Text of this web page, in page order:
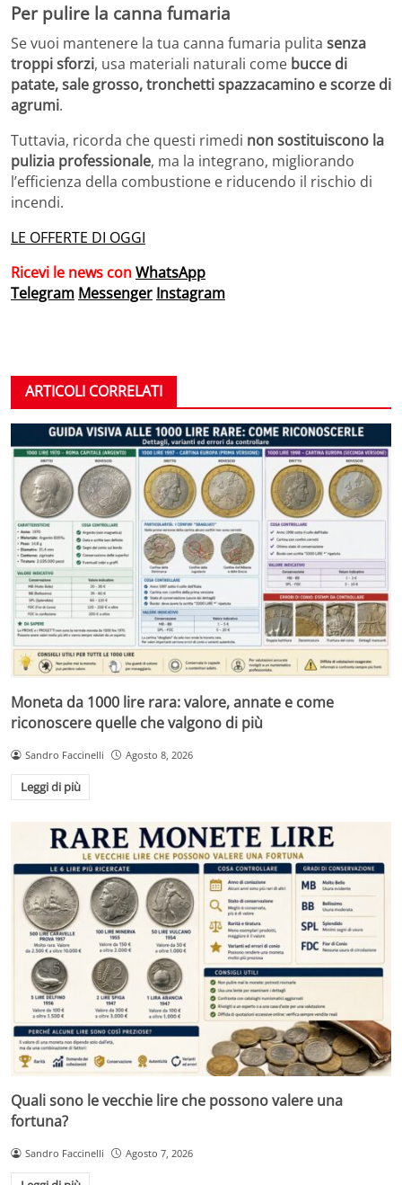
Per pulire la canna fumaria
Se vuoi mantenere la tua canna fumaria pulita senza
troppi sforzi, usa materiali naturali come bucce di
patate, sale grosso, tronchetti spazzacamino e scorze di
agrumi.
Tuttavia, ricorda che questi rimedi non sostituiscono la
pulizia professionale, ma la integrano, migliorando
l’efficienza della combustione e riducendo il rischio di
incendi.
LE OFFERTE DI OGGI
Ricevi le news conWhatsApp
Telegram Messenger Instagram
ARTICOLI CORRELATI
Moneta da 1000 lire rara: valore, annate e come
riconoscere quelle che valgono di più
Sandro Faccinelli Agosto 8, 2026
Leggi di più
Quali sono le vecchie lire che possono valere una
fortuna?
Sandro Faccinelli Agosto 7, 2026